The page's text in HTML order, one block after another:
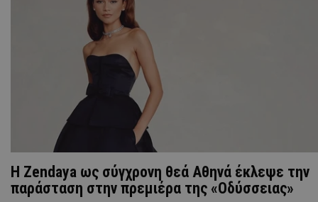
Η Zendaya ως σύγχρονη θεά Αθηνά έκλεψε την
παράσταση στην πρεμιέρα της «Οδύσσειας»